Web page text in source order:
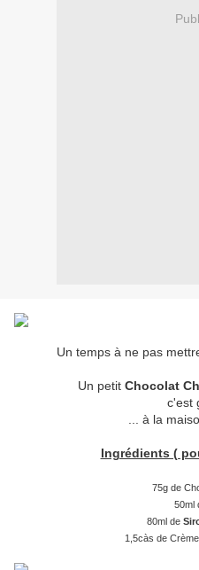
Un temps à ne pas
Un petit Chocolat
c'est
... à la
Ingrédients (
75g de
50ml
80ml de
1,5càs de